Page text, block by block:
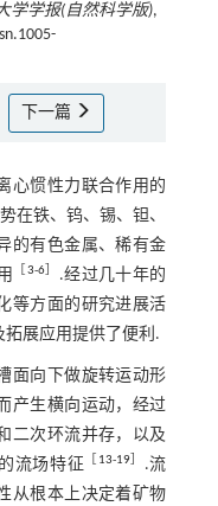
学学报(自然科学版),
下一篇
心惯性力联合作用的
在铁、钨、锡、钽、
的有色金属、稀有金
3-6］
.经过几十年的
等方面的研究进展活
拓展应用提供了便利.
面向下做旋转运动形
产生横向运动，经过
二次环流并存，以及
流场特征
13-19］
.流
从根本上决定着矿物